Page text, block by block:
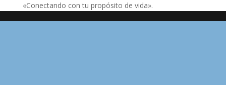
«Conectando con tu propósito de vida».